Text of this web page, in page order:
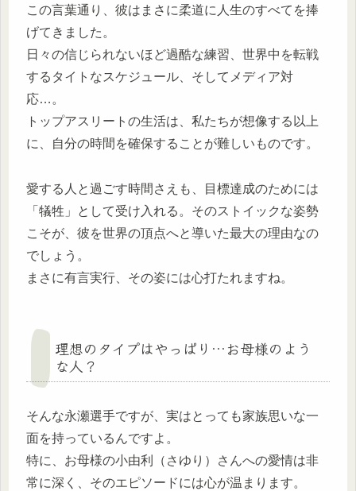
この言葉通り、彼はまさに柔道に人生のすべてを捧
げてきました。
日々の信じられないほど過酷な練習、世界中を転戦
するタイトなスケジュール、そしてメディア対
応…。
トップアスリートの生活は、私たちが想像する以上
に、自分の時間を確保することが難しいものです。
愛する人と過ごす時間さえも、目標達成のためには
「犠牲」として受け入れる。そのストイックな姿勢
こそが、彼を世界の頂点へと導いた最大の理由なの
でしょう。
まさに有言実行、その姿には心打たれますね。
理想のタイプはやっぱり…お母様のよう
な人？
そんな永瀬選手ですが、実はとっても家族思いな一
面を持っているんですよ。
特に、お母様の小由利（さゆり）さんへの愛情は非
常に深く、そのエピソードには心が温まります。